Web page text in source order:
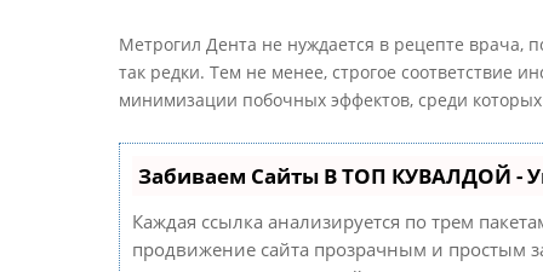
Метрогил Дента не нуждается в рецепте врача,
так редки. Тем не менее, строгое соответствие
минимизации побочных эффектов, среди
Забиваем Сайты В ТОП КУВАЛДОЙ -
Каждая ссылка анализируется по трем
продвижение сайта прозрачным и простым